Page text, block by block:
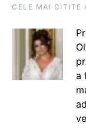
CELE MAI CITITE
a